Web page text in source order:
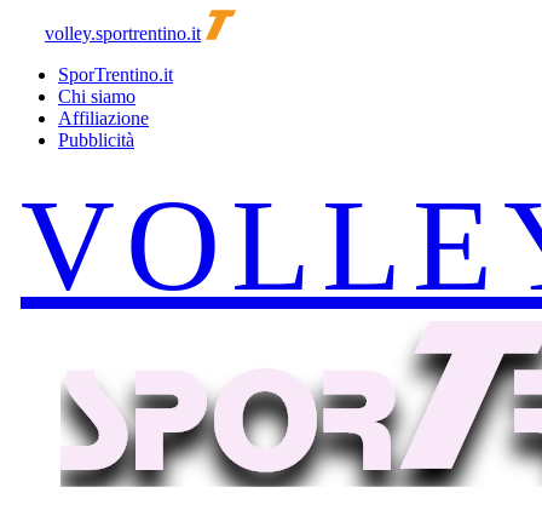
volley.sportrentino.it
SporTrentino.it
Chi siamo
Affiliazione
Pubblicità